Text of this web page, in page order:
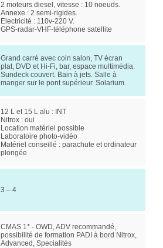
2 moteurs diesel, vitesse : 10 noeuds.
Annexe : 2 semi-rigides.
Electricité : 110v-220 V.
GPS-radar-VHF-téléphone satellite
Grand carré avec coin salon, TV écran
plat, DVD et Hi-Fi, bar, espace multimédia.
Sundeck couvert. Bain à jets. Salle à
manger sur le pont supérieur. Solarium.
12 L et 15 L alu : INT
Nitrox : oui
Location matériel possible
Laboratoire photo-vidéo
Matériel conseillé : parachute et ordinateur
plongée
3 – 4
CMAS 1* - OWD, ADV recommandé,
possibilité de formation PADI à bord Nitrox,
Advanced, Specialités